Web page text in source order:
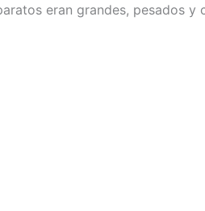
eran grandes, pesados y